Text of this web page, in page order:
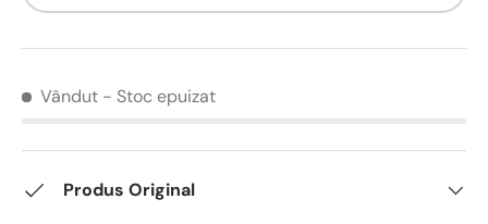
Vândut - Stoc epuizat
Produs Original